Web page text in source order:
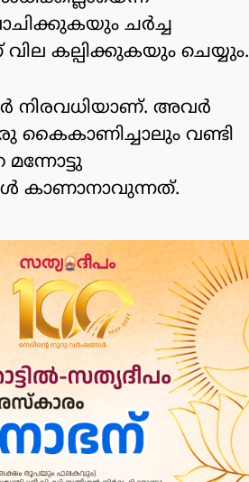
ചര്‍ച്ച
കല്പിക്കുകയും ചെയ്യും.
നിരവധിയാണ്. അവര്‍
കൈകാണിച്ചാലും വണ്ടി
കാണാനാവുന്നത്.